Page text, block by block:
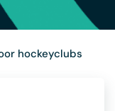
hockeyclubs